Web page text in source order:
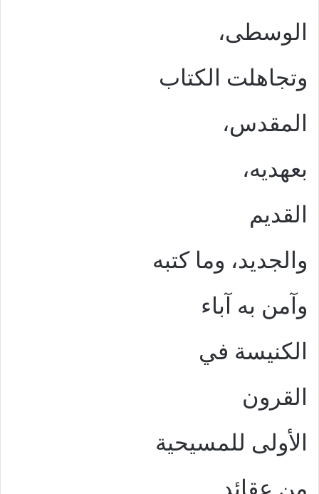
الوسطى،
وتجاهلت الكتاب
المقدس،
بعهديه،
القديم
والجديد، وما كتبه
وآمن به آباء
الكنيسة في
القرون
الأولى للمسيحية
من عقائد